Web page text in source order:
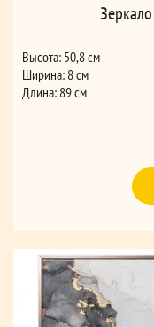
Высота: 50,8 см
Ширина: 8 см
Длина: 89 см